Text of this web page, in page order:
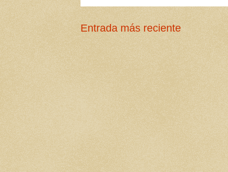
Entrada más reciente